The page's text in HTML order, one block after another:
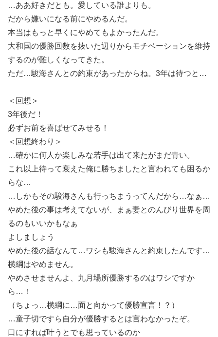
…ああ好きだとも。愛している誰よりも。
だから嫌いになる前にやめるんだ。
本当はもっと早くにやめてもよかったんだ。
大和国の優勝回数を抜いた辺りからモチベーションを維持
するのが難しくなってきた。
ただ…駿海さんとの約束があったからね。3年は待つと…
＜回想＞
3年後だ！
必ずお前を喜ばせてみせる！
＜回想終わり＞
…確かに何人か楽しみな若手は出て来たがまだ青い。
これ以上待って衰えた俺に勝ちましたと言われても困るか
らな…
…しかもその駿海さんも行っちまうってんだから…なぁ…
やめた後の事は考えてないが、まぁ妻とのんびり世界を周
るのもいいかもなぁ
よしましょう
やめた後の話なんて…ワシも駿海さんと約束したんです…
横綱はやめません。
やめさせませんよ、九月場所優勝するのはワシですか
ら…！
（ちょっ…横綱に…面と向かって優勝宣言！？）
…童子切ですら自分が優勝するとは言わなかったぞ。
口にすれば叶うとでも思っているのか